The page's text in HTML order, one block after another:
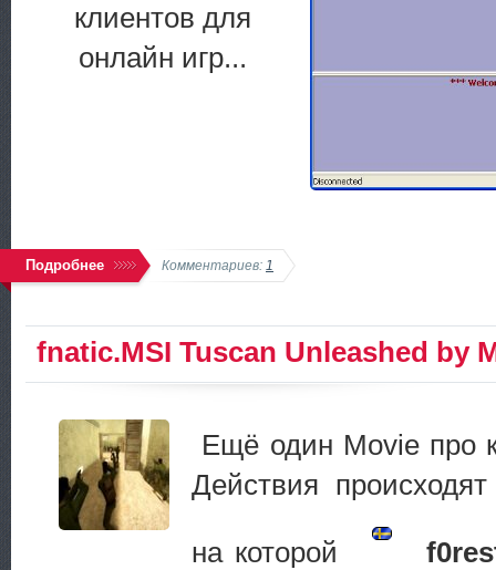
клиентов для
онлайн игр...
Подробнее Комментариев: 1
fnatic.MSI Tuscan Unleashed by
Ещё один Movie про
Действия
на которой